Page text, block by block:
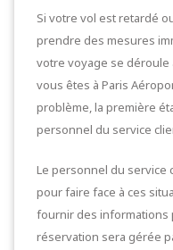
Si votre vol est retardé
prendre des mesures
votre voyage se
vous êtes à Paris
problème, la première
personnel du service
Le personnel du service
pour faire face à ces
fournir des informations
réservation sera gérée